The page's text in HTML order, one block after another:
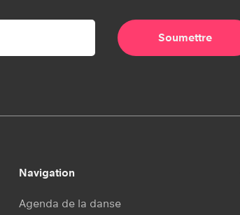
Navigation
Agenda de la danse